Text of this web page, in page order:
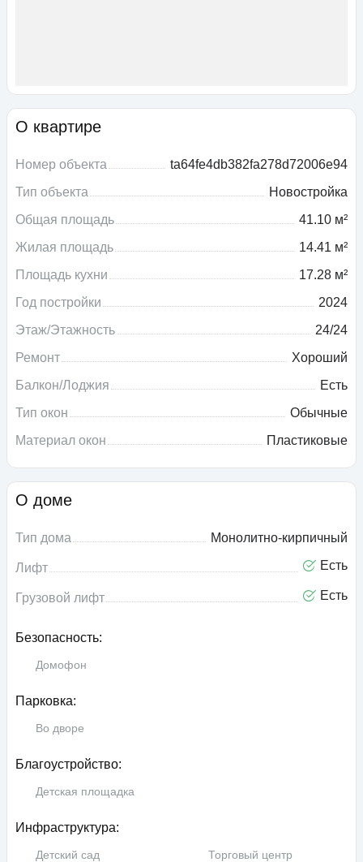
О квартире
Номер объекта
ta64fe4db382fa278d72006e94
Тип объекта
Новостройка
Общая площадь
41.10 м²
Жилая площадь
14.41 м²
Площадь кухни
17.28 м²
Год постройки
2024
Этаж/Этажность
24/24
Ремонт
Хороший
Балкон/Лоджия
Есть
Тип окон
Обычные
Материал окон
Пластиковые
О доме
Тип дома Монолитно-кирпичный
Лифт Есть
Грузовой лифт Есть
Безопасность:
Домофон
Парковка:
Во дворе
Благоустройство:
Детская площадка
Инфраструктура:
Детский сад
Торговый центр